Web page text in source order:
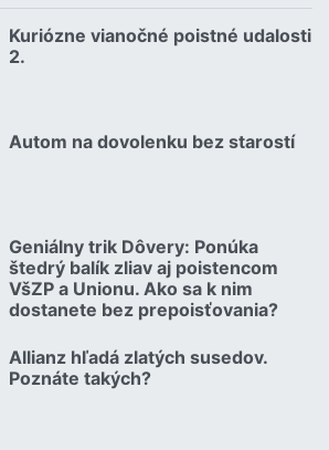
Kuriózne vianočné poistné udalosti
2.
18.12.2024 | | redakcia
Autom na dovolenku bez starostí
02.07.2026 |
Geniálny trik Dôvery: Ponúka
štedrý balík zliav aj poistencom
VšZP a Unionu. Ako sa k nim
dostanete bez prepoisťovania?
06.07.2026 | | redakcia
Allianz hľadá zlatých susedov.
Poznáte takých?
08.07.2026 |